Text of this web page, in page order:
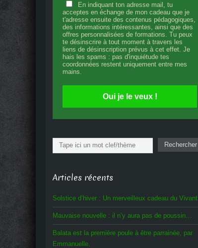
En indiquant ton adresse mail, tu
acceptes en échange de mon cadeau que je
t'adresse ensuite des contenus pédagogiques,
des informations intéressantes, ainsi que des
offres personnalisées de formations. Tu peux
te désinscrire à tout moment à travers les
liens de désinscription prévus à cet effet. Je
hais les spams : pas d'inquiétude tes
coordonnées restent uniquement entre mes
mains.
Oui je le veux !
Rechercher Rechercher
Articles récents
Solstice d’hiver : Un merveilleux cadeau du Vivant
Mauvaise nouvelle : il n’y aura pas de poussin…
Balata est la première poule à être parrainée, par
Emmanuelle.